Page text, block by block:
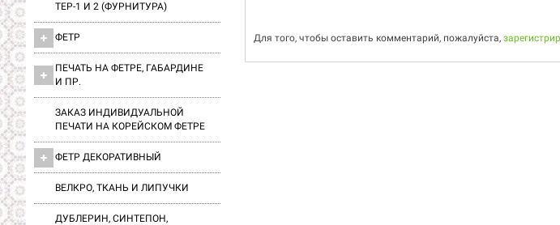
ТЕР-1 И 2 (ФУРНИТУРА)
ФЕТР
ПЕЧАТЬ НА ФЕТРЕ, ГАБАРДИНЕ
И ПР.
ЗАКАЗ ИНДИВИДУАЛЬНОЙ
ПЕЧАТИ НА КОРЕЙСКОМ ФЕТРЕ
ФЕТР ДЕКОРАТИВНЫЙ
ВЕЛКРО, ТКАНЬ И ЛИПУЧКИ
ДУБЛЕРИН, СИНТЕПОН,
Для того, чтобы оставить комментарий, пожалуйста,